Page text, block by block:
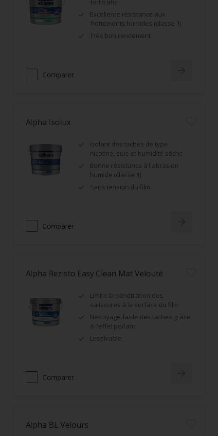
fort trafic
Excellente résistance aux
frottements humides (classe 1)
Très bon rendement
Comparer
Alpha Isolux
Isolant des taches de type
nicotine, suie et humidité sèche
Bonne résistance à l'abrasion
humide (classe 1)
Sans tension du film
Comparer
Alpha Rezisto Easy Clean Mat Velouté
Limite la pénétration des
salissures à la surface du film
Nettoyage facile des taches grâce
à l'effet perlant
Lessivable
Comparer
Alpha BL Velours